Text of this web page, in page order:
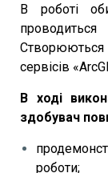
В роботі
сервісів
В ході
здобувач
роботи;